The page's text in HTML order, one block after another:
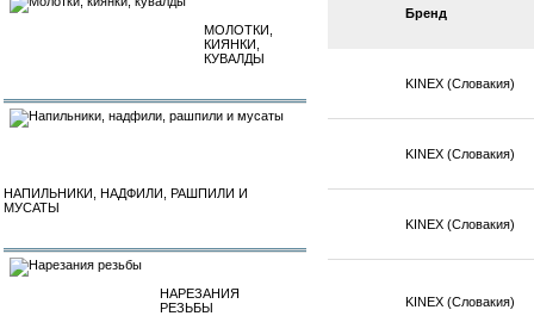
МОЛОТКИ,
КИЯНКИ,
КУВАЛДЫ
НАПИЛЬНИКИ, НАДФИЛИ, РАШПИЛИ И
МУСАТЫ
НАРЕЗАНИЯ
РЕЗЬБЫ
Бренд
KINEX (Словакия)
KINEX (Словакия)
KINEX (Словакия)
KINEX (Словакия)